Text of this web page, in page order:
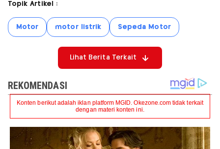
Topik Artikel :
Motor motor listrik Sepeda Motor
Lihat Berita Terkait